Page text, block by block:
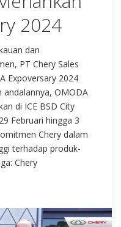
2024
dan
PT Chery Sales
Expoversary 2024
andalannya, OMODA
di ICE BSD City
Februari hingga 3
Chery dalam
terhadap produk-
Chery